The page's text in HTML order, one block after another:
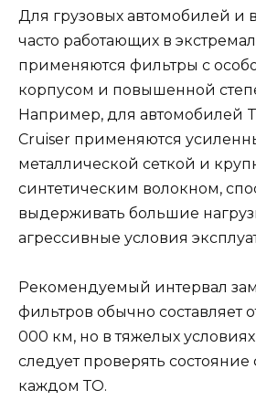
Для грузовых автомобилей и
часто работающих в
применяются фильтры с
корпусом и повышенной
Например, для автомобилей
Cruiser применяются
металлической сеткой и
синтетическим волокном,
выдерживать большие
агрессивные условия
Рекомендуемый интервал
фильтров обычно составляет
000 км, но в тяжелых
следует проверять
каждом ТО.